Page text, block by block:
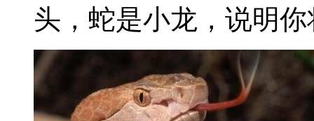
头，蛇是小龙，说明